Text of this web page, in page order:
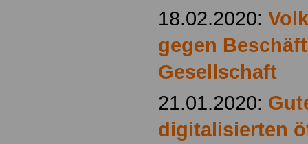
18.02.2020:
gegen
Gesellschaft
21.01.2020:
digitalisierten